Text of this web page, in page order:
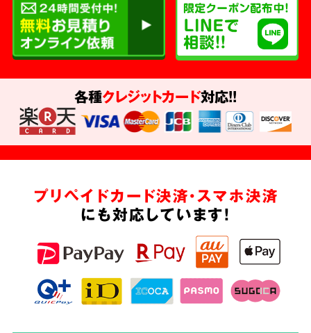
各種クレジットカード対応!!
プリペイドカード決済・スマホ決済
にも対応しています!